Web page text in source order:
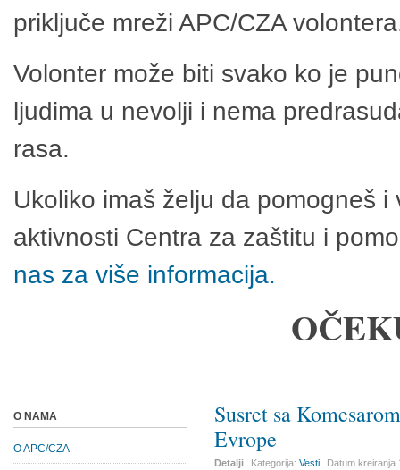
priključe mreži APC/CZA
Volonter može biti svako ko je
ljudima u nevolji i nema
rasa.
Ukoliko imaš želju da pomogneš
aktivnosti Centra za zaštitu i
nas za više informacija.
Susret sa
Evrope
Detalji Kategorija:Vesti Datum kreiranja
O NAMA
O APC/CZA